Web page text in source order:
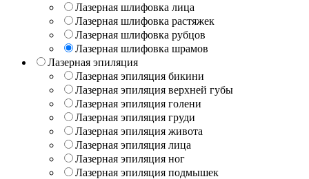
Лазерная шлифовка лица
Лазерная шлифовка растяжек
Лазерная шлифовка рубцов
Лазерная шлифовка шрамов
Лазерная эпиляция
Лазерная эпиляция бикини
Лазерная эпиляция верхней губы
Лазерная эпиляция голени
Лазерная эпиляция груди
Лазерная эпиляция живота
Лазерная эпиляция лица
Лазерная эпиляция ног
Лазерная эпиляция подмышек